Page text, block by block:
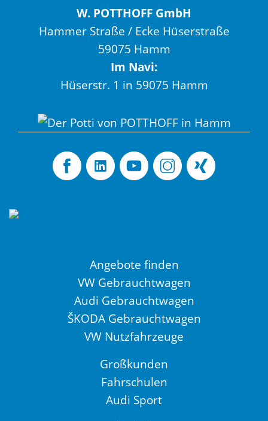
W. POTTHOFF GmbH
Hammer Straße / Ecke Hüserstraße
59075 Hamm
Im Navi:
Hüserstr. 1 in 59075 Hamm
Angebote finden
VW Gebrauchtwagen
Audi Gebrauchtwagen
ŠKODA Gebrauchtwagen
VW Nutzfahrzeuge
Großkunden
Fahrschulen
Audi Sport